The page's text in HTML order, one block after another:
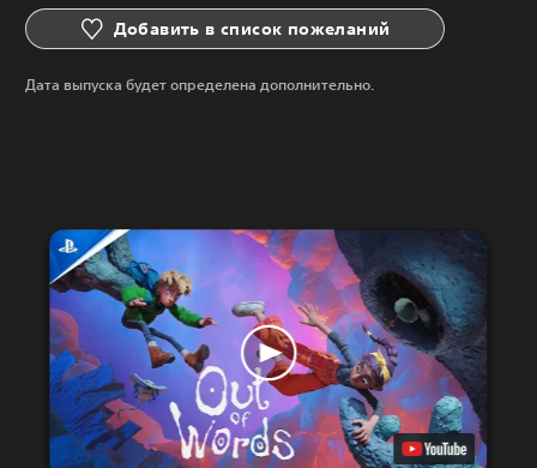
Добавить в список пожеланий
Дата выпуска будет определена дополнительно.